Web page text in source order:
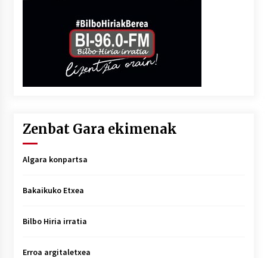
Zenbat Gara ekimenak
Algara konpartsa
Bakaikuko Etxea
Bilbo Hiria irratia
Erroa argitaletxea